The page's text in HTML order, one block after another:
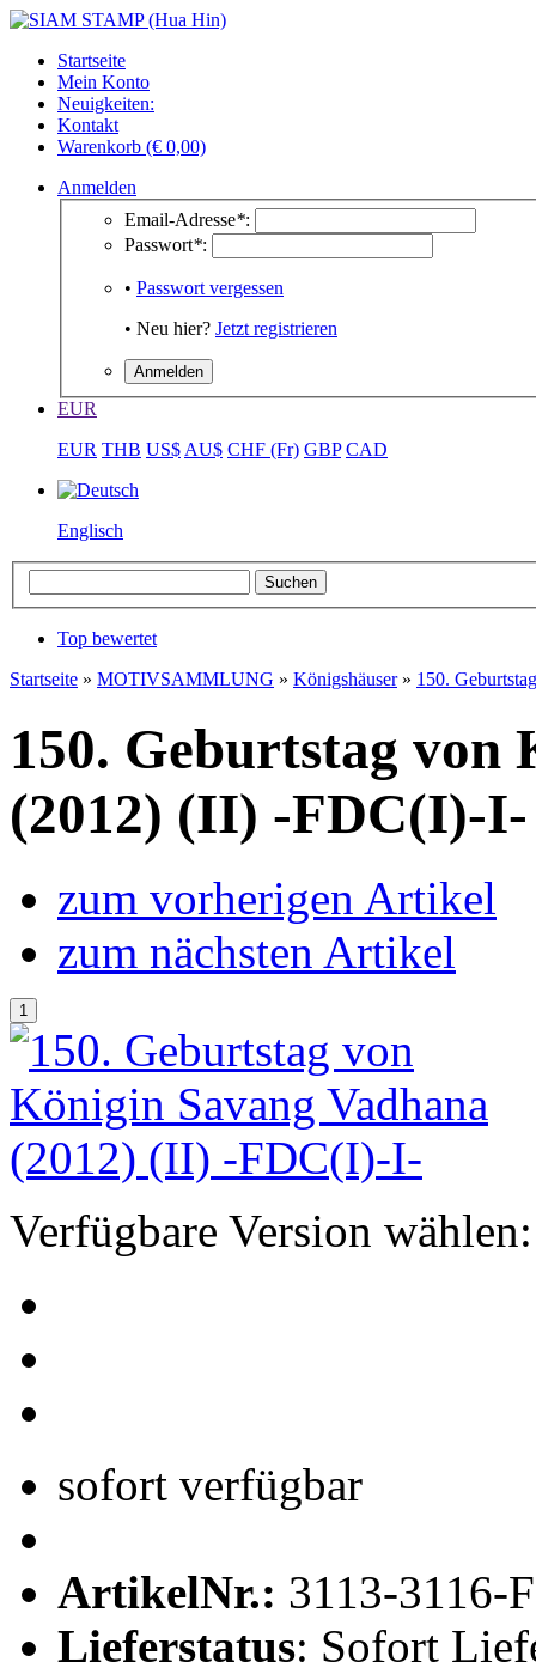
Startseite
Mein Konto
Neuigkeiten:
Kontakt
Warenkorb (€ 0,00)
Anmelden
Email-Adresse*:
Passwort*:
• Passwort vergessen
• Neu hier? Jetzt registrieren
EUR
EUR THB US$ AU$ CHF (Fr) GBP CAD
Englisch
Top bewertet
Startseite » MOTIVSAMMLUNG » Königshäuser» 150.
150. Geburtstag von
(2012) (II) -FDC(I)-I-
zum vorherigen Artikel
zum nächsten Artikel
Verfügbare Version wählen:
sofort verfügbar
ArtikelNr.: 3113-3116-
Lieferstatus: Sofort